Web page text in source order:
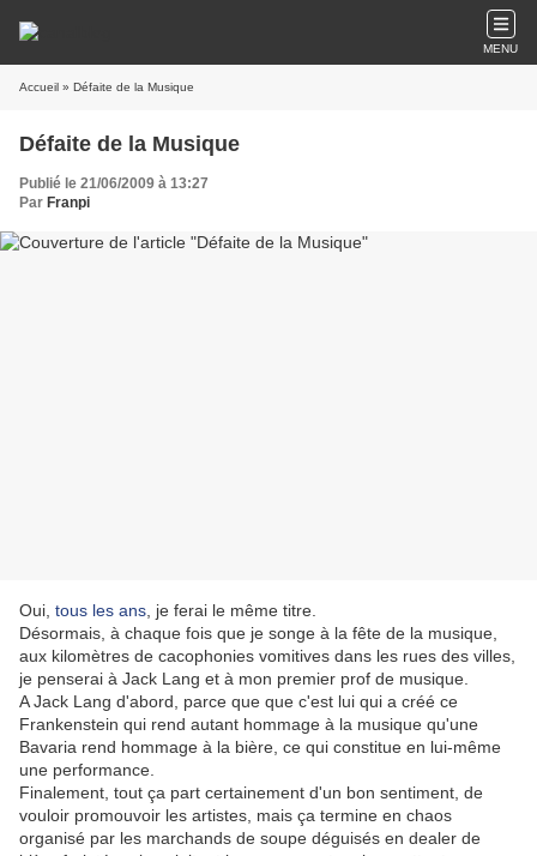
MENU
Accueil » Défaite de la Musique
Défaite de la Musique
Publié le 21/06/2009 à 13:27
Par Franpi
Oui, tous les ans , je ferai le même titre.
Désormais, à chaque fois que je songe à la fête de la musique,
aux kilomètres de cacophonies vomitives dans les rues des villes,
je penserai à Jack Lang et à mon premier prof de musique.
A Jack Lang d'abord, parce que que c'est lui qui a créé ce
Frankenstein qui rend autant hommage à la musique qu'une
Bavaria rend hommage à la bière, ce qui constitue en lui-même
une performance.
Finalement, tout ça part certainement d'un bon sentiment, de
vouloir promouvoir les artistes, mais ça termine en chaos
organisé par les marchands de soupe déguisés en dealer de